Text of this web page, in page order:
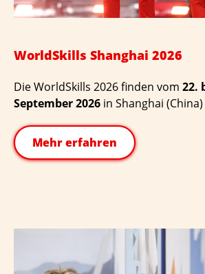
WorldSkills Shanghai 2026
Die WorldSkills 2026 finden vom 22.
September 2026 in Shanghai
Mehr erfahren